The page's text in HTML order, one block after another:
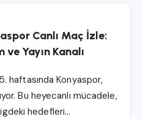
Canlı Maç İzle:
Yayın Kanalı
haftasında Konyaspor,
Bu heyecanlı mücadele,
hedefleri…